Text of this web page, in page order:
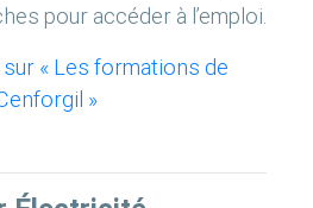
pour accéder à l’emploi.
« Les formations de
»